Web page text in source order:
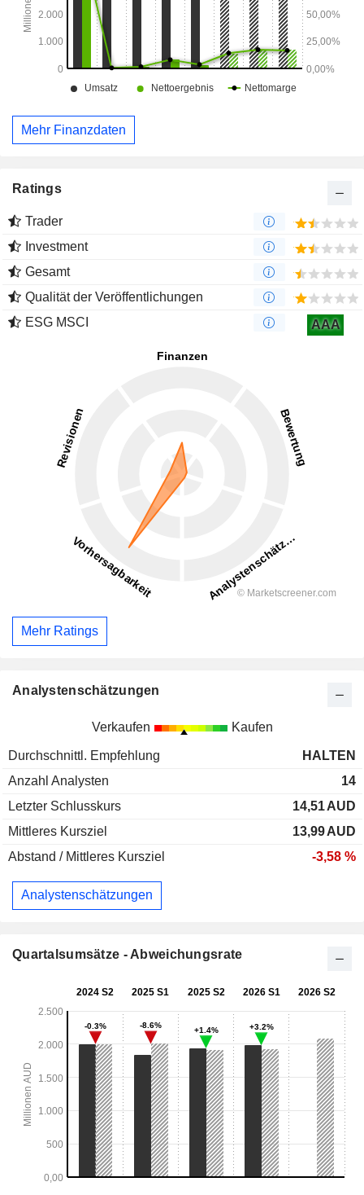
Mehr Finanzdaten
Ratings
Trader
Investment
Gesamt
Qualität der Veröffentlichungen
ESG MSCI
AAA
Mehr Ratings
Analystenschätzungen
Verkaufen Kaufen
Durchschnittl. Empfehlung
HALTEN
Anzahl Analysten
14
Letzter Schlusskurs
14,51AUD
Mittleres Kursziel
13,99AUD
Abstand / Mittleres Kursziel
-3,58 %
Analystenschätzungen
Quartalsumsätze - Abweichungsrate